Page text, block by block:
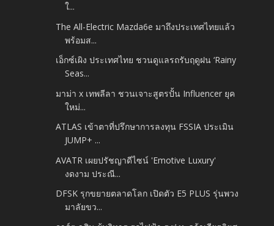
ใ...
The All-Electric Mazda6e มาถึงประเทศไทยแล้ว
พร้อมส...
เอ็กซ์เผิง ประเทศไทย ชวนดูแลรถรับฤดูฝน ‘Rainy
Seas...
มาม่า x เทพลีลา ชวนเจาะสูตรปั้น Influencer ยุค
ใหม่...
ATLAS เข้าตาที่ปรึกษาการลงทุน FSSIA ประเมิน
JUMP+ ...
AVATR เผยปรัชญาดีไซน์ 'Emotive Luxury'
งดงาม ประณี...
DFSK รุกขยายตลาดโลก เปิดตัว E5 PLUS รุ่นพวง
มาลัยขว...